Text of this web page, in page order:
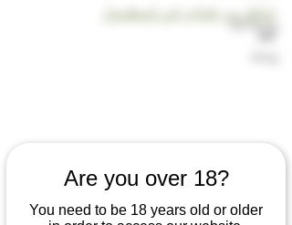
Are you over 18?
You need to be 18 years old or older
All Posts
تدليك من فتيات في إسطنبول